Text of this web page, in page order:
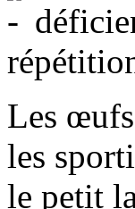
Les
les
le petit